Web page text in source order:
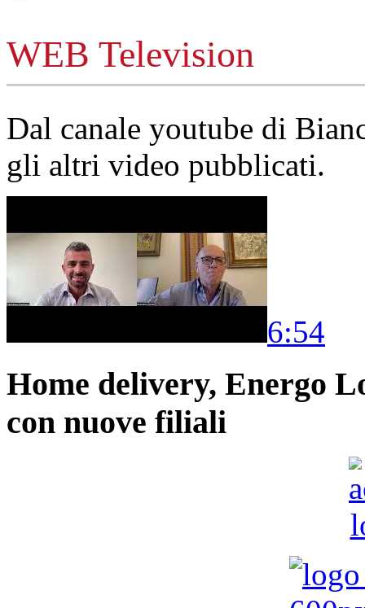
WEB Television
Dal canale youtube di
gli altri video pubblicati.
6:54
Home delivery, Energo
con nuove filiali